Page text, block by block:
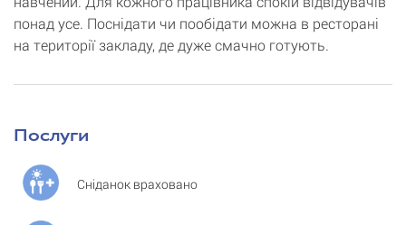
понад усе. Поснідати чи пообідати можна в ресторані
на території закладу, де дуже смачно готують.
Послуги
Сніданок враховано